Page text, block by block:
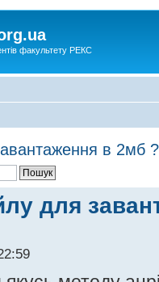
факультету РЕКС
в 2мб
для